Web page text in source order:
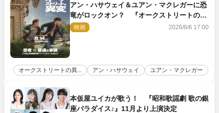
アン・ハサウェイ＆ユアン・マクレガーに恐
竜がロックオン？ 『オークストリートの異
変』新ビジュアル＆本編映像初解禁
映画 2026/8/6 17:00
オークストリートの異... アン・ハサウェイ ユアン・マクレガー
本仮屋ユイカが歌う！ 『昭和歌謡劇 歌の銀
座パラダイス♪』11月より上演決定